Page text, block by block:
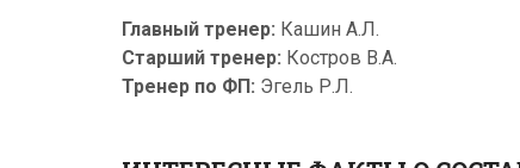
Главный тренер: Кашин А.Л.
Старший тренер: Костров В.А.
Тренер по ФП: Эгель Р.Л.